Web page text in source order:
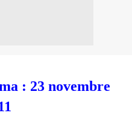
: 23 novembre